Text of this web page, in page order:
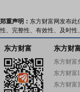
郑重声明： 东方财富网发布
性、完整性、有效性、及时
东方财富 东方财
东方财富
东方财富
东方财富